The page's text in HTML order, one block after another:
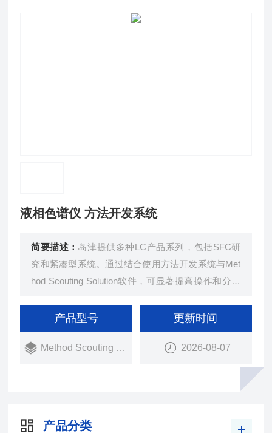
液相色谱仪 方法开发系统
简要描述： 岛津提供多种LC产品系列，包括SFC研
究和紧凑型系统。通过结合使用方法开发系统与Met
hod Scouting Solution软件，可显著提高操作和分析
相，从而减少停机时间和实现高通量系统。该解决方
案简化了方法创建过程，能自动创建多种条件下的方
法，同时支持多数据报告的无缝评估和定量检查，有
产品型号
Method Scouting System
更新时间
2026-08-07
产品分类